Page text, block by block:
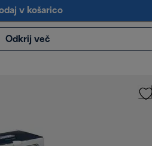
v košarico
Odkrij več